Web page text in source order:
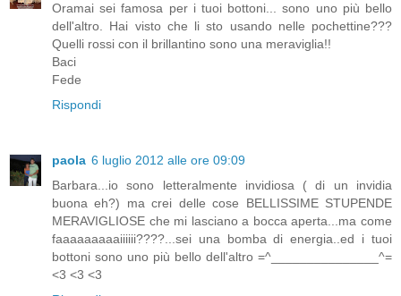
Oramai sei famosa per i tuoi bottoni... sono uno più bello
dell'altro. Hai visto che li sto usando nelle pochettine???
Quelli rossi con il brillantino sono una meraviglia!!
Baci
Fede
Rispondi
paola 6 luglio 2012 alle ore 09:09
Barbara...io sono letteralmente invidiosa ( di un invidia
buona eh?) ma crei delle cose BELLISSIME STUPENDE
MERAVIGLIOSE che mi lasciano a bocca aperta...ma come
faaaaaaaaaiiiiii????...sei una bomba di energia..ed i tuoi
bottoni sono uno più bello dell'altro =^_______________^=
<3 <3 <3